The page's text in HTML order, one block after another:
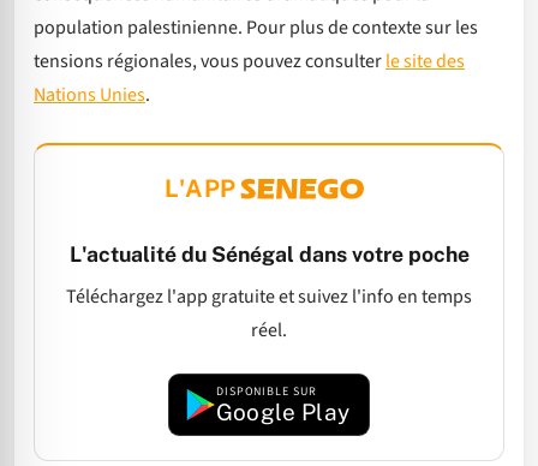
population palestinienne. Pour plus de contexte sur les
tensions régionales, vous pouvez consulterle site des
Nations Unies.
L'APP
L'actualité du Sénégal dans votre poche
Téléchargez l'app gratuite et suivez l'info en temps
réel.
DISPONIBLE SUR
Google Play